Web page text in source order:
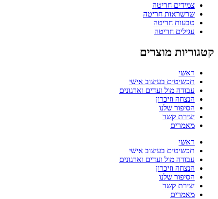
צמידים חריטה
שרשראות חריטה
טבעות חריטה
עגילים חריטה
קטגוריות מוצרים
ראשי
תכשיטים בעיצוב אישי
עבודה מול ועדים וארגונים
הנצחה וזיכרון
הסיפור שלנו
יצירת קשר
מאמרים
ראשי
תכשיטים בעיצוב אישי
עבודה מול ועדים וארגונים
הנצחה וזיכרון
הסיפור שלנו
יצירת קשר
מאמרים